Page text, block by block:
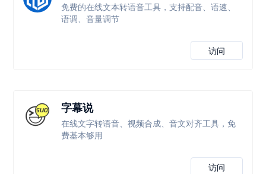
免费的在线文本转语音工具，支持配音、语速、
语调、音量调节
访问
字幕说
在线文字转语音、视频合成、音文对齐工具，免
费基本够用
访问